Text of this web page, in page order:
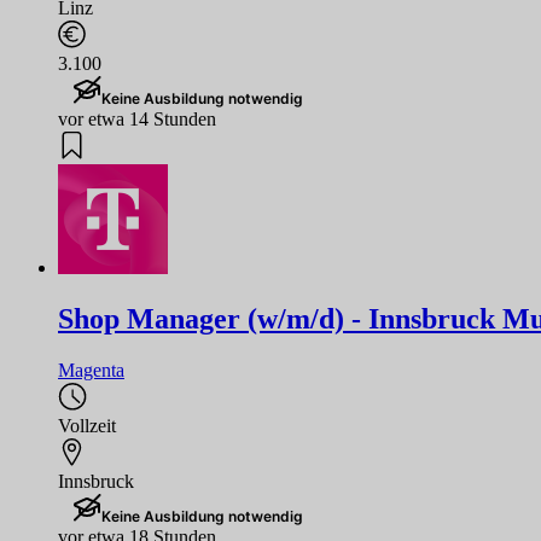
Linz
3.100
Keine Ausbildung notwendig
vor etwa 14 Stunden
Shop Manager (w/m/d) - Innsbruck
Magenta
Vollzeit
Innsbruck
Keine Ausbildung notwendig
vor etwa 18 Stunden